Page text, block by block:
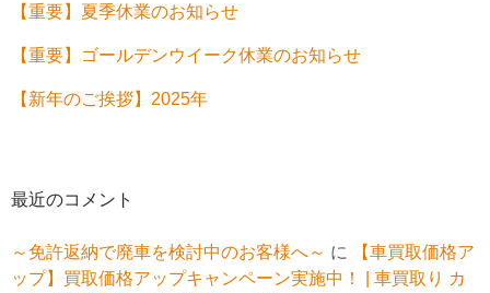
【重要】夏季休業のお知らせ
【重要】ゴールデンウイーク休業のお知らせ
【新年のご挨拶】2025年
最近のコメント
～免許返納で廃車を検討中のお客様へ～ に
【車買取価格ア
ップ】買取価格アップキャンペーン実施中！ | 車買取り カ